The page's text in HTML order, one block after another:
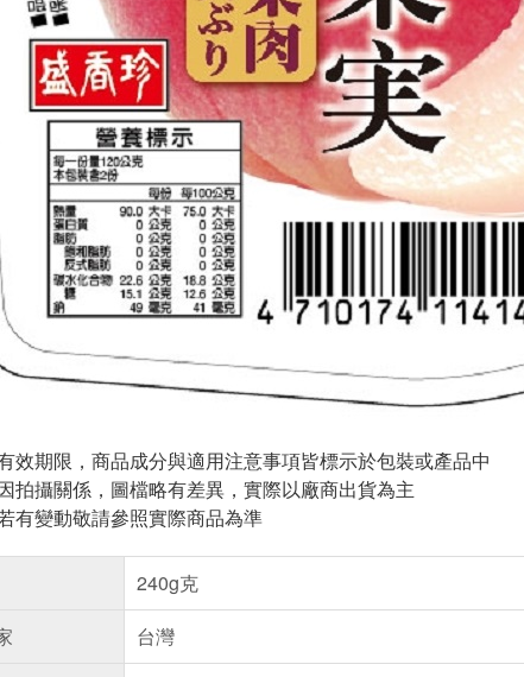
效期限，商品成分與適用注意事項皆標示於包裝或產品中
拍攝關係，圖檔略有差異，實際以廠商出貨為主
有變動敬請參照實際商品為準
240g克
台灣